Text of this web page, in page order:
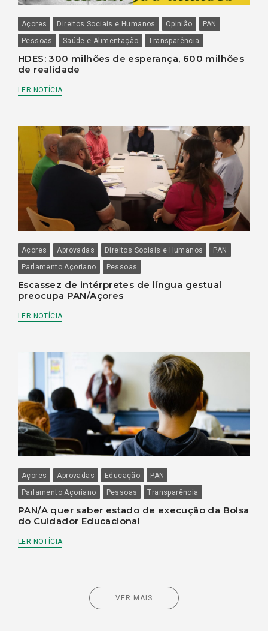
Açores Direitos Sociais e Humanos Opinião
PAN
Pessoas
Saúde e Alimentação Transparência
HDES: 300 milhões de esperança, 600 milhões
de realidade
LER NOTÍCIA
Açores Aprovadas Direitos Sociais e Humanos
PAN
Parlamento Açoriano
Pessoas
Escassez de intérpretes de língua gestual
preocupa PAN/Açores
LER NOTÍCIA
Açores Aprovadas Educação
PAN
Parlamento Açoriano
Pessoas Transparência
PAN/A quer saber estado de execução da Bolsa
do Cuidador Educacional
LER NOTÍCIA
VER MAIS